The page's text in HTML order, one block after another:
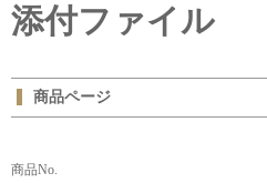
添付ファイル
商品ページ
商品No.